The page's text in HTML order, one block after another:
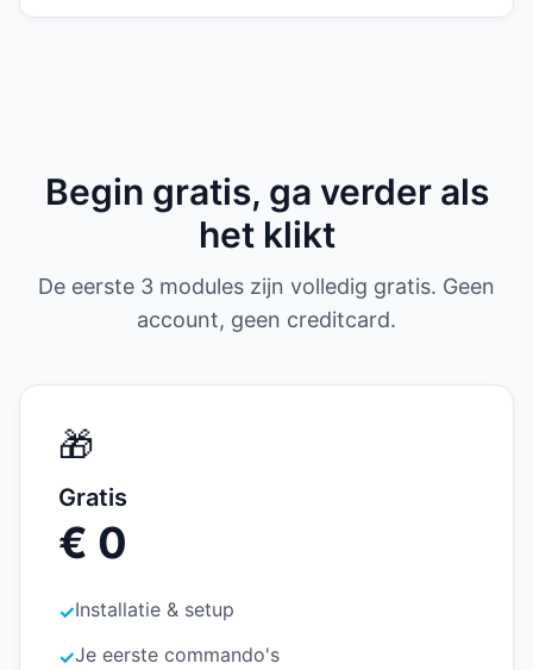
Begin gratis, ga verder als
het klikt
De eerste 3 modules zijn volledig gratis. Geen
account, geen creditcard.
🎁
Gratis
€ 0
✓Installatie & setup
✓Je eerste commando's